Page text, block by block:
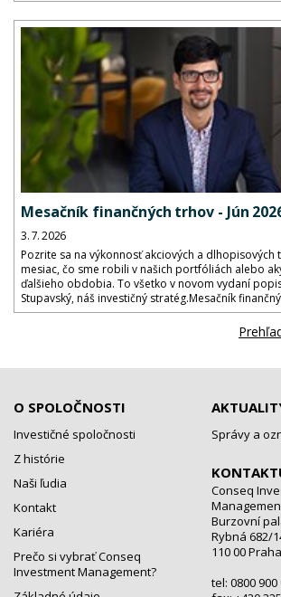
Mesačník finančných trhov - Jún
3. 7. 2026
Pozrite sa na výkonnosť akciových a dlhopisových
mesiac, čo sme robili v našich portfóliách alebo
ďalšieho obdobia. To všetko v novom vydaní
Stupavský, náš investičný stratég.Mesačník
O SPOLOČNOSTI
Investičné spoločnosti
Z histórie
Naši ľudia
Kontakt
Kariéra
Prečo si vybrať Conseq
Investment Management?
Správy a
Conseq
Burzovní
Rybná 682/
110 00
tel: 0800 900